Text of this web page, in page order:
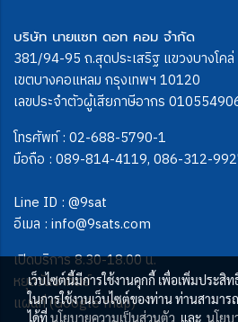
บริษัท นายแซท ดอท คอม จำกัด
381/94-95 ถ.สุดประเสริฐ แขวงบางโคล่
เขตบางคอแหลม กรุงเทพฯ 10120
เลขประจำตัวผู้เสียภาษีอากร
โทรศัพท์ : 02-688-5790-1
มือถือ : 089-814-4119, 086-312-
Line ID : @9sat
อีเมล : info@9sats.com
เปิดบริการ 8.30-18.00 น.
หยุดวันอาทิตย์
แผนที่ (Google map)
เว็บไซต์นี้มีการใช้งานคุกกี้ เพื่อเพิ่มประ
ในการใช้งานเว็บไซต์ของท่าน ท่านสามาร
ได้ที่นโยบายความเป็นส่วนตัว และ นโยบ